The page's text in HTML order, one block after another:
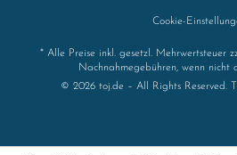
Cookie-
* Alle Preise inkl. gesetzl. Mehrwertsteuer
Nachnahmegebühren, wenn nicht
© 2026 toj.de – All Rights Reserved.